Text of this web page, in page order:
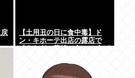
【土用丑の日に食中毒】ド
ン・キホーテ出店の露店で